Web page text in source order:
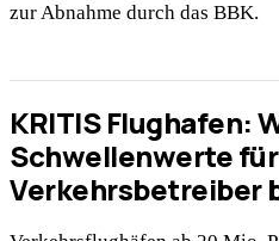
zur Abnahme durch das BBK.
KRITIS Flughafen:
Schwellenwerte für
Verkehrsbetreiber